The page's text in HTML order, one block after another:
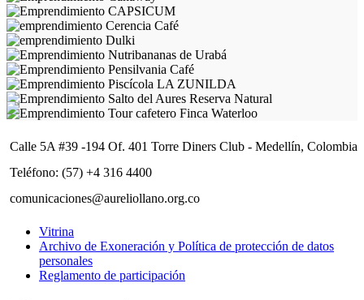
Calle 5A #39 -194 Of. 401 Torre Diners Club - Medellín, Colombia
Teléfono: (57) +4 316 4400
comunicaciones@aureliollano.org.co
Vitrina
Archivo de Exoneración y Política de protección de datos
personales
Reglamento de participación